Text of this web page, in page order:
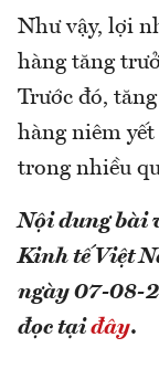
Như vậy, lợi
hàng tăng
Trước đó,
hàng niêm
trong nhiều
Nội dung bài
Kinh tế Việt
ngày 07-08-
đọc tại đây.